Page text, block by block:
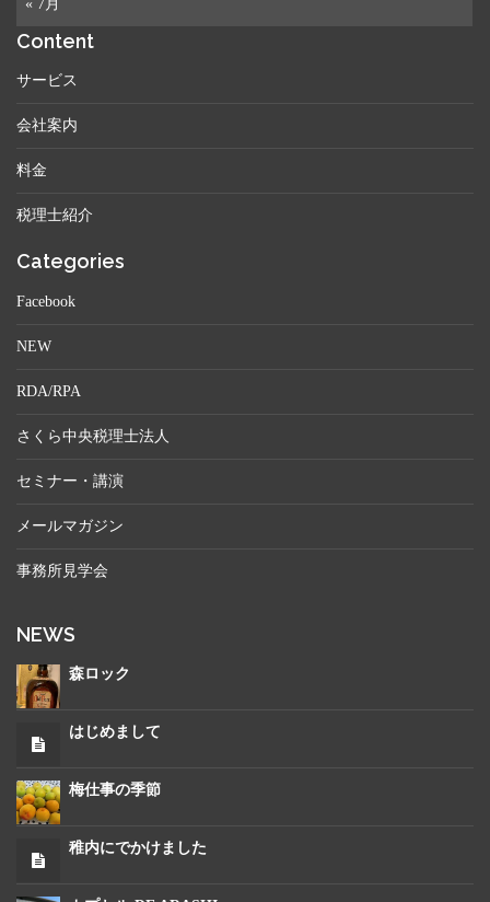
« 7月
Content
サービス
会社案内
料金
税理士紹介
Categories
Facebook
NEW
RDA/RPA
さくら中央税理士法人
セミナー・講演
メールマガジン
事務所見学会
NEWS
森ロック
はじめまして
梅仕事の季節
稚内にでかけました